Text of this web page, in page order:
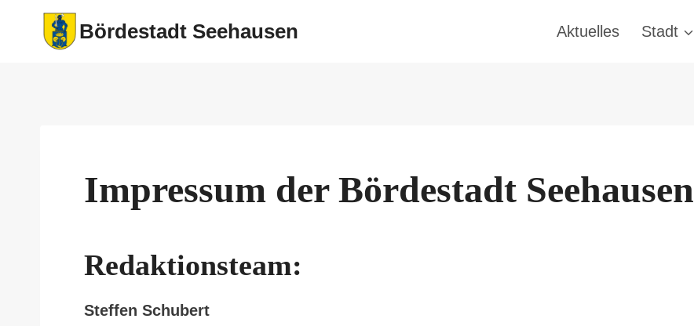
Bördestadt Seehausen Aktuelles Stadt
Impressum der Bördestadt Seehausen
Redaktionsteam:
Steffen Schubert